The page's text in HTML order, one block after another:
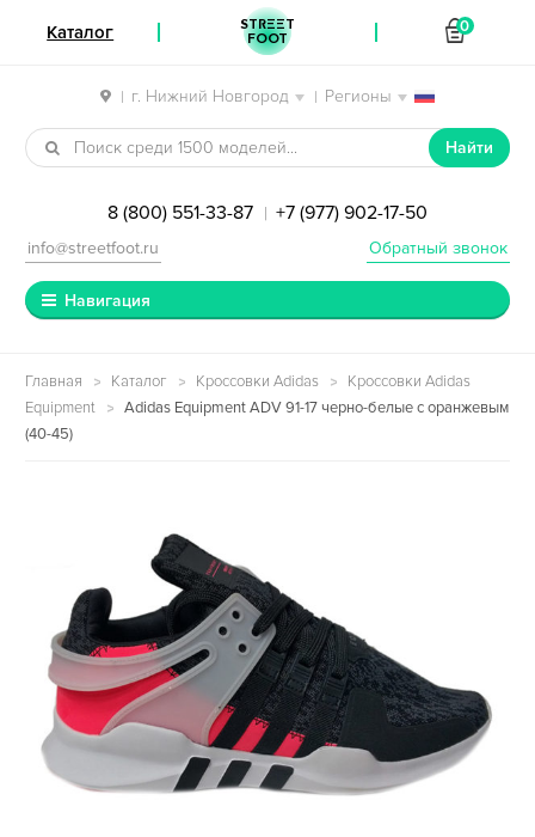
| г. Нижний Новгород | Регионы
Перейти к навигации
Перейти к содержимому
Найти
8 (800) 551-33-87 | +7 (977) 902-17-50
Обратный звонок
info@streetfoot.ru
Навигация
Главная Каталог Кроссовки Adidas
Кроссовки Adidas
Equipment
Adidas Equipment ADV 91-17 черно-белые с оранжевым
(40-45)
Каталог STREET
FOOT
0